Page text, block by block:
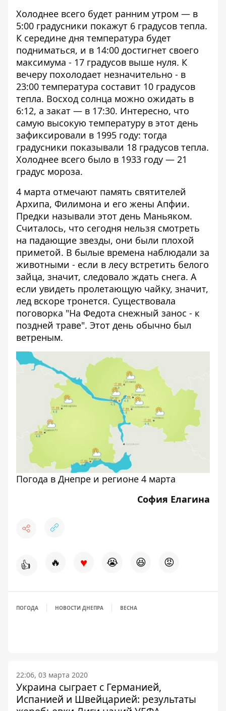
Холоднее всего будет ранним утром — в
5:00 градусники покажут 6 градусов тепла.
К середине дня температура будет
подниматься, и в 14:00 достигнет своего
максимума - 17 градусов выше нуля. К
вечеру похолодает незначительно - в
23:00 температура составит 10 градусов
тепла. Восход солнца можно ожидать в
6:12, а закат — в 17:30. Интересно, что
самую высокую температуру в этот день
зафиксировали в 1995 году: тогда
градусники показывали 18 градусов тепла.
Холоднее всего было в 1933 году — 21
градус мороза.
4 марта отмечают память святителей
Архипа, Филимона и его жены Апфии.
Предки называли этот день Маньяком.
Считалось, что сегодня нельзя смотреть
на падающие звезды, они были плохой
приметой. В былые времена наблюдали за
животными - если в лесу встретить белого
зайца, значит, следовало ждать снега. А
если увидеть пролетающую чайку, значит,
лед вскоре тронется. Существовала
поговорка "На Федота снежный занос - к
поздней траве". Этот день обычно был
ветреным.
Погода в Днепре и регионе 4 марта
София Елагина
👍 🔥 ♥ 😭 😆 😡
ПОГОДА НОВОСТИ ДНЕПРА ВЕСНА
22:06, 03 марта 2020
Украина сыграет с Германией,
Испанией и Швейцарией: результаты